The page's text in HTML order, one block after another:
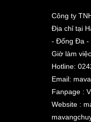
Công ty
Địa chỉ tại
- Đống Đa -
Giờ làm
Hotline:
Email:
Fanpage :
Website :